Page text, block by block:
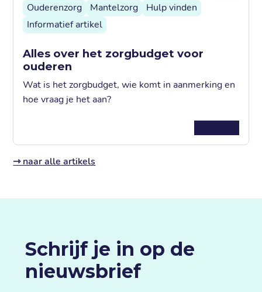
Ouderenzorg Mantelzorg
Hulp vinden
Informatief artikel
Alles over het zorgbudget voor
ouderen
Wat is het zorgbudget, wie komt in aanmerking en
hoe vraag je het aan?
⇾ naar alle artikels
Schrijf je in op de
nieuwsbrief